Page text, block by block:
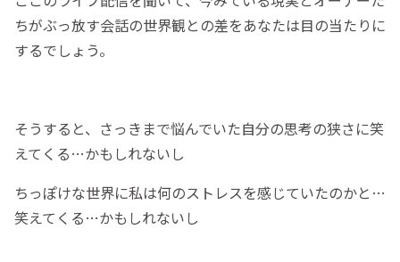
ちがぶっ放す会話の世界観との差をあなたは目の当たりに
するでしょう。
そうすると、さっきまで悩んでいた自分の思考の狭さに笑
えてくる…かもしれないし
ちっぽけな世界に私は何のストレスを感じていたのかと…
笑えてくる…かもしれないし